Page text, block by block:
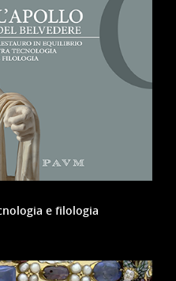
e filologia